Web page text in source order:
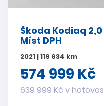
Škoda Kodiaq 2,0
Míst DPH
2021 | 119 634 km
574 999 Kč
639 999 Kč v